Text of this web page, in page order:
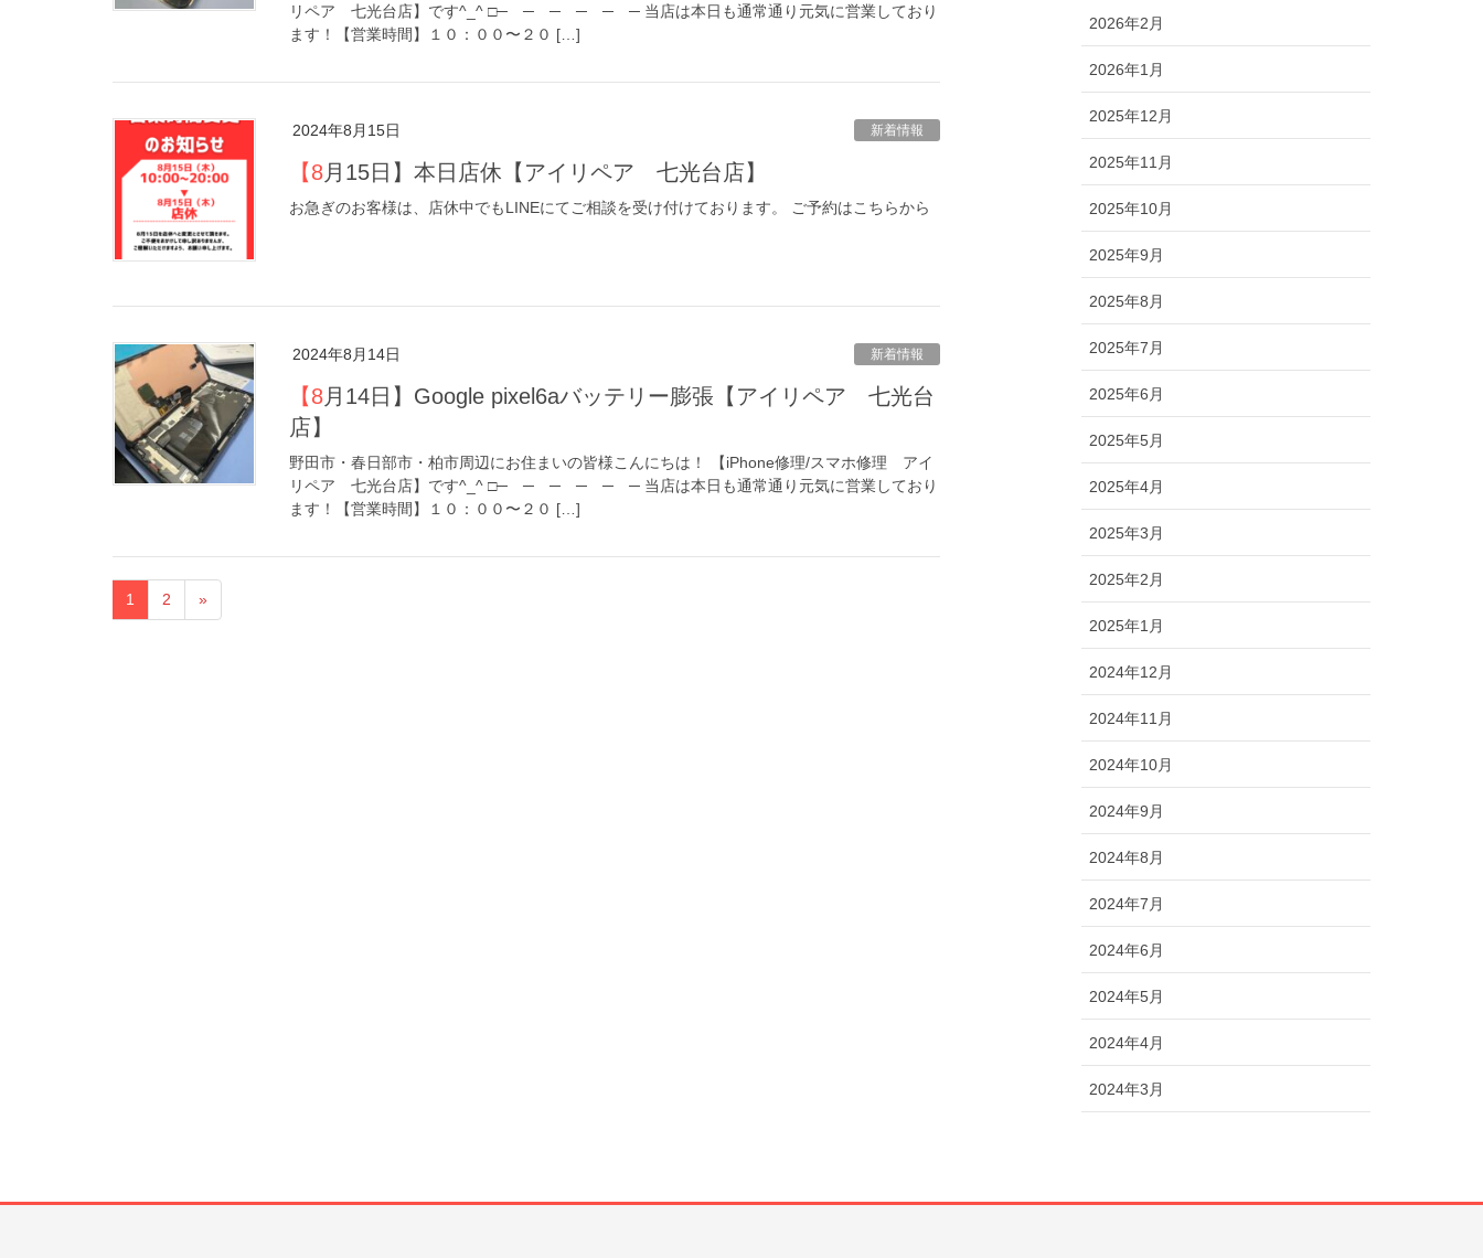
リペア 七光台店】です^_^ □─ ─ ─ ─ ─ ─ 当店は本日も通常通り元気に営業しており
ます！【営業時間】１０：００〜２０ […]
2024年8月15日 新着情報
【8月15日】本日店休【アイリペア 七光台店】
お急ぎのお客様は、店休中でもLINEにてご相談を受け付けております。 ご予約はこちらから
2024年8月14日 新着情報
【8月14日】Google pixel6aバッテリー膨張【アイリペア 七光台
店】
野田市・春日部市・柏市周辺にお住まいの皆様こんにちは！ 【iPhone修理/スマホ修理 アイ
リペア 七光台店】です^_^ □─ ─ ─ ─ ─ ─ 当店は本日も通常通り元気に営業しており
ます！【営業時間】１０：００〜２０ […]
1 2 »
2026年2月
2026年1月
2025年12月
2025年11月
2025年10月
2025年9月
2025年8月
2025年7月
2025年6月
2025年5月
2025年4月
2025年3月
2025年2月
2025年1月
2024年12月
2024年11月
2024年10月
2024年9月
2024年8月
2024年7月
2024年6月
2024年5月
2024年4月
2024年3月